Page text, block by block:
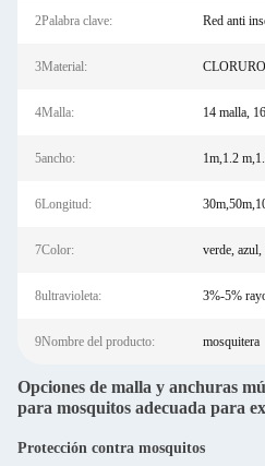
2Palabra clave: Red anti
3Material:
4Malla: 14 malla,
5ancho: 1m,1.2
6Longitud:
7Color: verde,
8ultravioleta: 3%-5%
9Nombre del producto: mosquitera
Opciones de malla y anchuras
para mosquitos adecuada para
Protección contra mosquitos